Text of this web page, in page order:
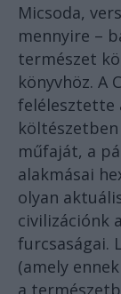
Micsoda,
mennyire –
természet
könyvhöz. A
felélesztette
műfaját, a
alakmásai
olyan
civilizációnk
furcsaságai.
(amely
a